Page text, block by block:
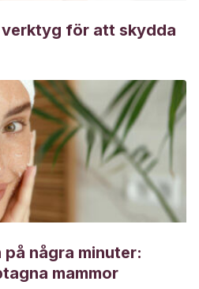
verktyg för att skydda
några minuter:
mammor